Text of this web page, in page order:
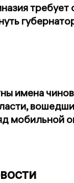
имена
мобильной